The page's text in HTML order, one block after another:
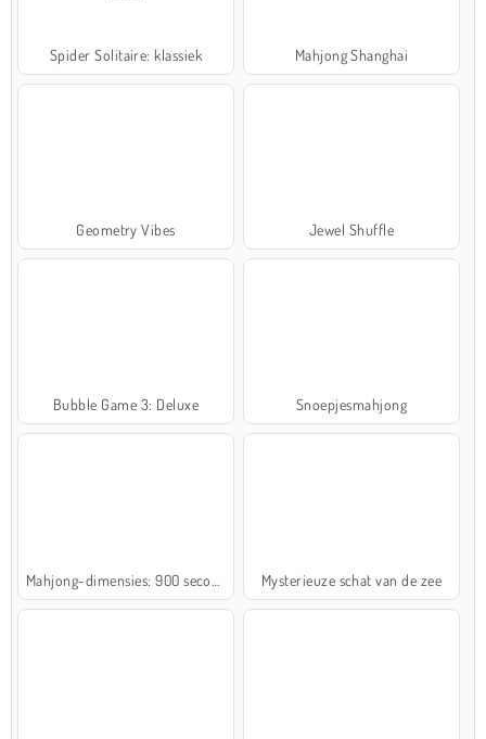
Spider Solitaire: klassiek Mahjong Shanghai
Geometry Vibes Jewel Shuffle
Bubble Game 3: Deluxe Snoepjesmahjong
Mysterieuze schat van de zee